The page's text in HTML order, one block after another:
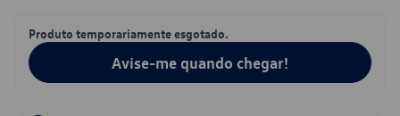
Produto temporariamente esgotado.
Avise-me quando chegar!